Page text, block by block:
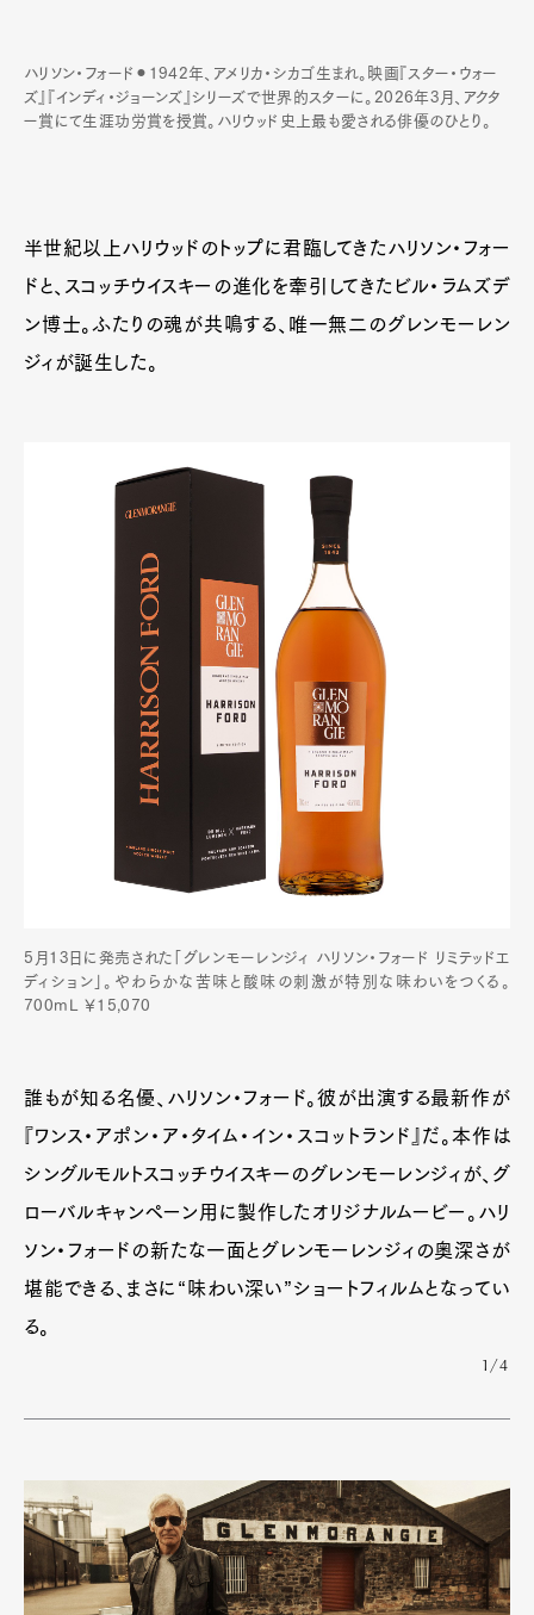
ハリソン・フォード⚫︎1942年、アメリカ・シカゴ生まれ。映画『スター・ウォー
ズ』『インディ・ジョーンズ』シリーズで世界的スターに。2026年3月、アクタ
ー賞にて生涯功労賞を授賞。ハリウッド史上最も愛される俳優のひとり。
半世紀以上ハリウッドのトップに君臨してきたハリソン・フォー
ドと、スコッチウイスキーの進化を牽引してきたビル・ラムズデ
ン博士。ふたりの魂が共鳴する、唯一無二のグレンモーレン
ジィが誕生した。
5月13日に発売された「グレンモーレンジィ ハリソン・フォード リミテッドエ
ディション」。やわらかな苦味と酸味の刺激が特別な味わいをつくる。
700mL ￥15,070
誰もが知る名優、ハリソン・フォード。彼が出演する最新作が
『ワンス・アポン・ア・タイム・イン・スコットランド』だ。本作は
シングルモルトスコッチウイスキーのグレンモーレンジィが、グ
ローバルキャンペーン用に製作したオリジナルムービー。ハリ
ソン・フォードの新たな一面とグレンモーレンジィの奥深さが
堪能できる、まさに“味わい深い”ショートフィルムとなってい
る。
1/4